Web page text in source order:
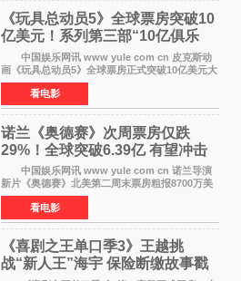
《玩具总动员5》全球票房突破10
亿美元！系列第三部“10亿俱乐
部”达成
中国娱乐网讯 www yule com cn 皮克斯动
画《玩具总动员5》全球票房正式突破10亿美元大
关。截至上周末，该片全球累计票房已达10 22亿
美元，其中北美市场贡献4 48亿美元，中国内地
票房达2 82
看电影
诺兰《奥德赛》次周票房仅跌
29%！全球突破6.39亿 有望冲击
13亿成诺兰最卖座电影
中国娱乐网讯 www yule com cn 诺兰导演
新片《奥德赛》北美第二周末票房粗报8700万美
元（周五至周日：2600万&rarr;3460万
&rarr;2640万），较首周1 24亿美元仅下跌29
6%，走势极为强劲，远超
看电影
《喜剧之王单口季3》王越挑
战“新人王”海宇 保险断缴故事戳